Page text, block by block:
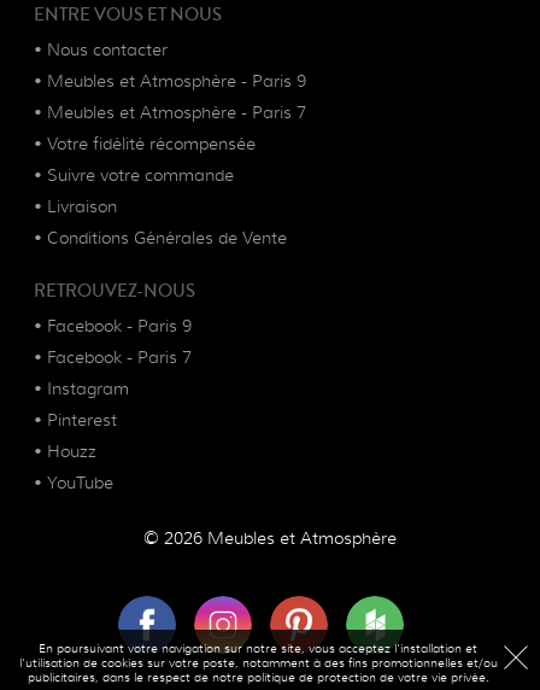
En poursuivant votre navigation sur notre site, vous acceptez l'installation et
l'utilisation de cookies sur votre poste, notamment à des fins promotionnelles et/ou
publicitaires, dans le respect de notre politique de protection de votre vie privée.
ENTRE VOUS ET NOUS
• Nous contacter
• Meubles et Atmosphère - Paris 9
• Meubles et Atmosphère - Paris 7
• Votre fidélité récompensée
• Suivre votre commande
• Livraison
• Conditions Générales de Vente
RETROUVEZ-NOUS
• Facebook - Paris 9
• Facebook - Paris 7
• Instagram
• Pinterest
• Houzz
• YouTube
© 2026 Meubles et Atmosphère